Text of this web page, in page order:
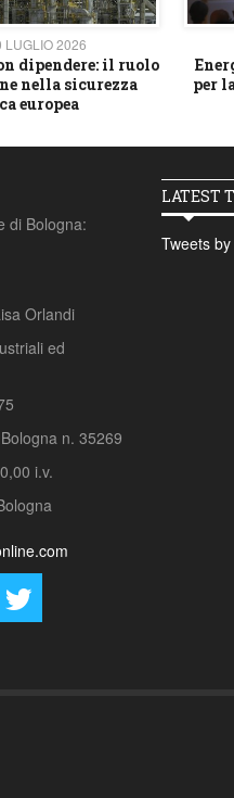
LUGLIO 2026
dipendere: il ruolo
nella sicurezza
europea
per
di Bologna:
Orlandi
ed
n. 35269
i.v.
LATEST
Tweets